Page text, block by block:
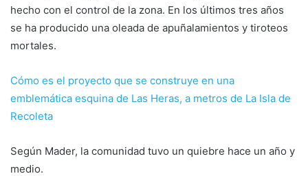
hecho con el control de la zona. En los últimos tres años
se ha producido una oleada de apuñalamientos y tiroteos
mortales.
Cómo es el proyecto que se construye en una
emblemática esquina de Las Heras, a metros de La Isla de
Recoleta
Según Mader, la comunidad tuvo un quiebre hace un año y
medio.